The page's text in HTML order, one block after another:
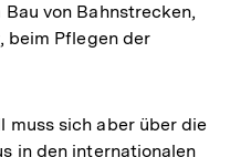
von Bahnstrecken,
beim Pflegen der
muss sich aber über die
in den internationalen